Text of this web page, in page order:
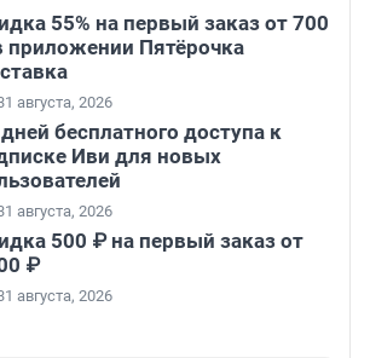
55% на первый заказ от 700
приложении Пятёрочка
августа, 2026
бесплатного доступа к
Иви для новых
августа, 2026
500 ₽ на первый заказ от
₽
августа, 2026